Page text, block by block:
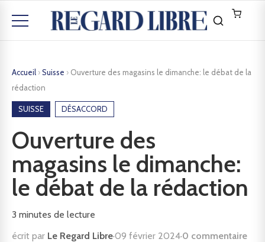
Accueil ›Suisse › Ouverture des magasins le dimanche: le débat de la
rédaction
SUISSE DÉSACCORD
Ouverture des
magasins le dimanche:
le débat de la rédaction
3 minutes de lecture
écrit par Le Regard Libre·09 février 2024·0 commentaire